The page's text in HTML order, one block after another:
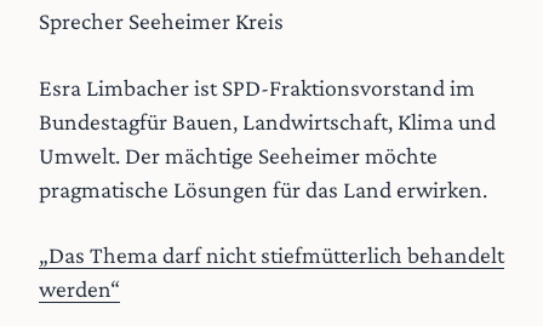
Sprecher Seeheimer Kreis
Esra Limbacher ist SPD-Fraktionsvorstand im
Bundestagfür Bauen, Landwirtschaft, Klima und
Umwelt. Der mächtige Seeheimer möchte
pragmatische Lösungen für das Land erwirken.
„Das Thema darf nicht stiefmütterlich behandelt
werden“